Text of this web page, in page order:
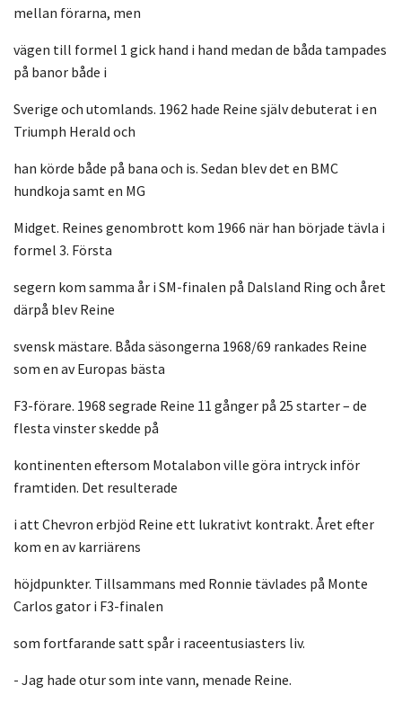
mellan förarna, men
vägen till formel 1 gick hand i hand medan de båda tampades
på banor både i
Sverige och utomlands. 1962 hade Reine själv debuterat i en
Triumph Herald och
han körde både på bana och is. Sedan blev det en BMC
hundkoja samt en MG
Midget. Reines genombrott kom 1966 när han började tävla i
formel 3. Första
segern kom samma år i SM-finalen på Dalsland Ring och året
därpå blev Reine
svensk mästare. Båda säsongerna 1968/69 rankades Reine
som en av Europas bästa
F3-förare. 1968 segrade Reine 11 gånger på 25 starter – de
flesta vinster skedde på
kontinenten eftersom Motalabon ville göra intryck inför
framtiden. Det resulterade
i att Chevron erbjöd Reine ett lukrativt kontrakt. Året efter
kom en av karriärens
höjdpunkter. Tillsammans med Ronnie tävlades på Monte
Carlos gator i F3-finalen
som fortfarande satt spår i raceentusiasters liv.
- Jag hade otur som inte vann, menade Reine.